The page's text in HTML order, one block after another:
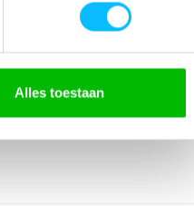
Alles toestaan
katoen